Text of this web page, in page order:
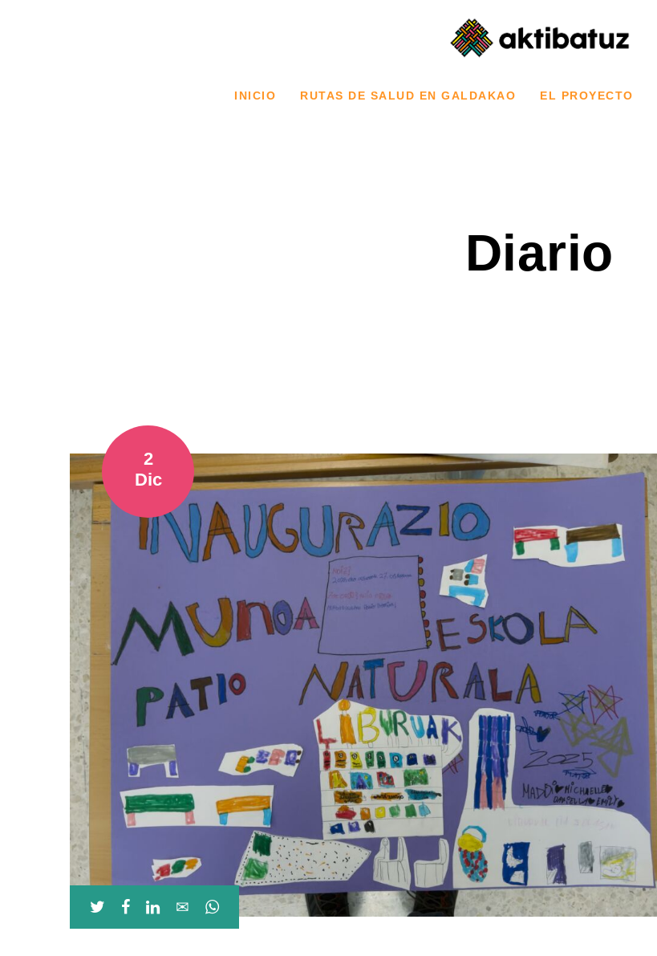
INICIO RUTAS DE SALUD EN GALDAKAO EL PROYECTO
Diario
2
Dic